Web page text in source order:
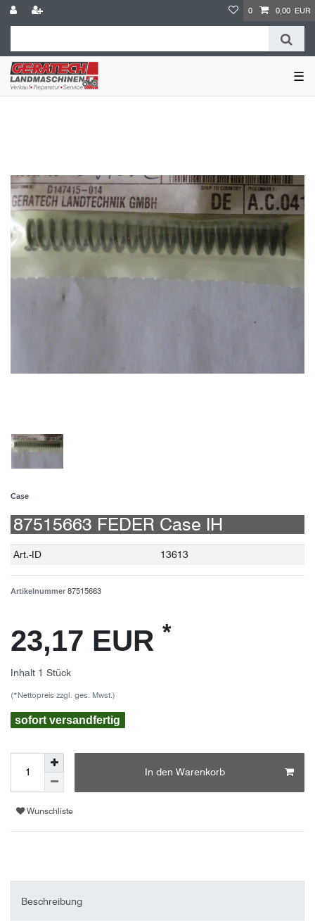
0 0,00 EUR
☰
Case
87515663 FEDER Case IH
Technisches
Wert
Art.-ID 13613
Artikelnummer 87515663
23,17 EUR *
Inhalt 1 Stück
(*Nettopreis zzgl. ges. Mwst.)
sofort versandfertig
In den Warenkorb
Wunschliste
Beschreibung